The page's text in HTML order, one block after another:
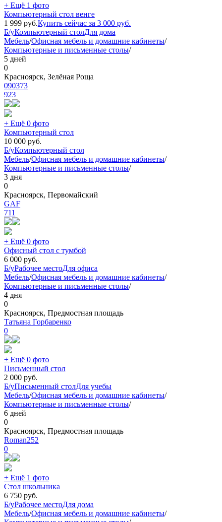
+ Ещё 1 фото
Компьютерный стол венге
1 999 руб.Купить сейчас за 3 000 руб.
Б/уКомпьютерный столДля дома
Мебель/Офисная мебель и домашние кабинеты/
Компьютерные и письменные столы/
5 дней
0
Красноярск, Зелёная Роща
090373
923
+ Ещё 0 фото
Компьютерный стол
10 000 руб.
Б/уКомпьютерный стол
Мебель/Офисная мебель и домашние кабинеты/
Компьютерные и письменные столы/
3 дня
0
Красноярск, Первомайский
GAF
711
+ Ещё 0 фото
Офисный стол с тумбой
6 000 руб.
Б/уРабочее местоДля офиса
Мебель/Офисная мебель и домашние кабинеты/
Компьютерные и письменные столы/
4 дня
0
Красноярск, Предмостная площадь
Татьяна Горбаренко
0
+ Ещё 0 фото
Письменный стол
2 000 руб.
Б/уПисьменный столДля учебы
Мебель/Офисная мебель и домашние кабинеты/
Компьютерные и письменные столы/
6 дней
0
Красноярск, Предмостная площадь
Roman252
0
+ Ещё 1 фото
Стол школьника
6 750 руб.
Б/уРабочее местоДля дома
Мебель/Офисная мебель и домашние кабинеты/